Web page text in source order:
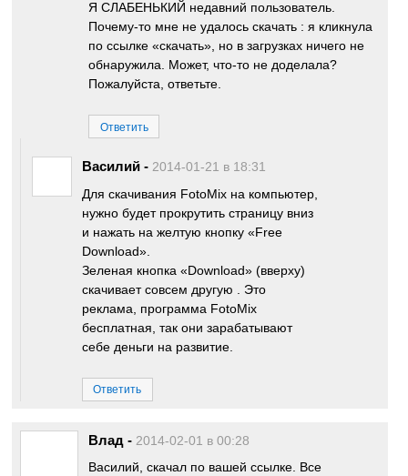
Я СЛАБЕНЬКИЙ недавний пользователь.
Почему-то мне не удалось скачать : я кликнула
по ссылке «скачать», но в загрузках ничего не
обнаружила. Может, что-то не доделала?
Пожалуйста, ответьте.
Ответить
Василий - 2014-01-21 в 18:31
Для скачивания FotoMix на компьютер,
нужно будет прокрутить страницу вниз
и нажать на желтую кнопку «Free
Download».
Зеленая кнопка «Download» (вверху)
скачивает совсем другую . Это
реклама, программа FotoMix
бесплатная, так они зарабатывают
себе деньги на развитие.
Ответить
Влад - 2014-02-01 в 00:28
Василий, скачал по вашей ссылке. Все